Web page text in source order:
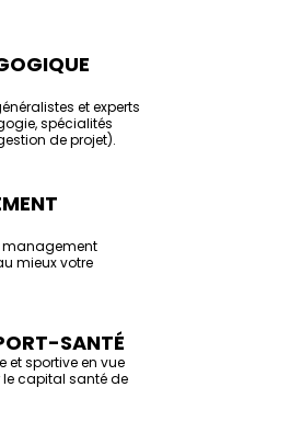
et experts
spécialités
de projet).
management
mieux votre
SANTÉ
et sportive en vue
capital santé de